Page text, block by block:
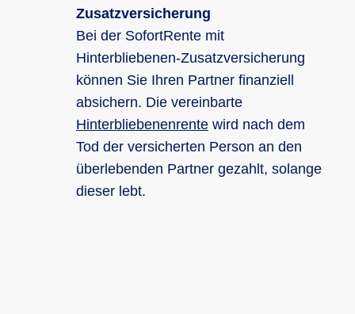
Zusatzversicherung
Bei der SofortRente mit
Hinterbliebenen-Zusatzversicherung
können Sie Ihren Partner finanziell
absichern. Die vereinbarte
Hinterbliebenenrente wird nach dem
Tod der versicherten Person an den
überlebenden Partner gezahlt, solange
dieser lebt.